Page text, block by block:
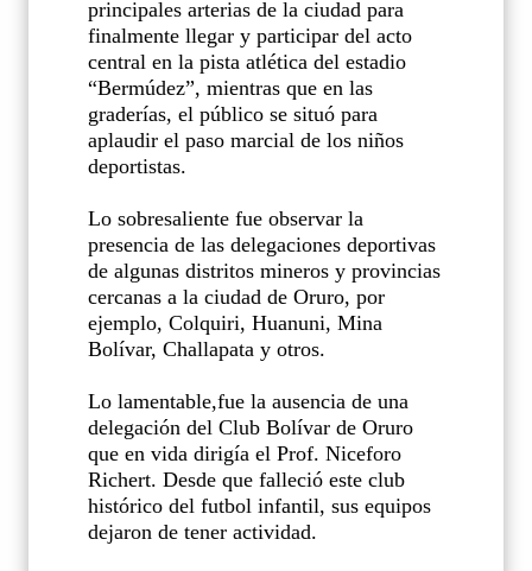
principales arterias de la ciudad para
finalmente llegar y participar del acto
central en la pista atlética del estadio
“Bermúdez”, mientras que en las
graderías, el público se situó para
aplaudir el paso marcial de los niños
deportistas.
Lo sobresaliente fue observar la
presencia de las delegaciones deportivas
de algunas distritos mineros y provincias
cercanas a la ciudad de Oruro, por
ejemplo, Colquiri, Huanuni, Mina
Bolívar, Challapata y otros.
Lo lamentable,fue la ausencia de una
delegación del Club Bolívar de Oruro
que en vida dirigía el Prof. Niceforo
Richert. Desde que falleció este club
histórico del futbol infantil, sus equipos
dejaron de tener actividad.